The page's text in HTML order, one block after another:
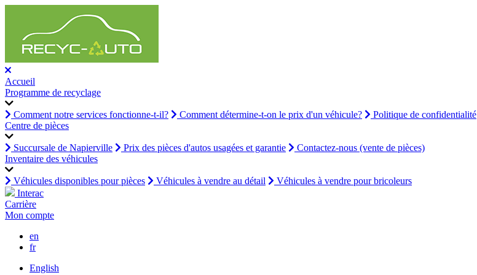
Accueil
Programme de recyclage
Comment notre services fonctionne-t-il? Comment détermine-t-on le prix d'un véhicule? Politique de confidentialité
Centre de pièces
Succursale de Napierville Prix des pièces d'autos usagées et garantie
Contactez-nous (vente de pièces)
Inventaire des véhicules
Véhicules disponibles pour pièces Véhicules à vendre au détail
Véhicules à vendre pour bricoleurs
Interac
Carrière
Mon compte
en
fr
English